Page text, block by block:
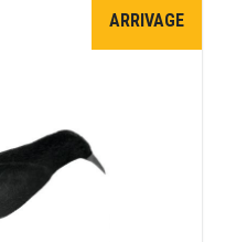
ARRIVAGE